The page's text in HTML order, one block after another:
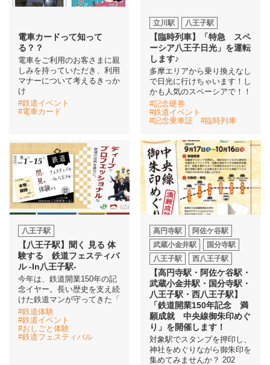
電車カードって知って
る？？
電車をご利用のお客さまに親
しみを持っていただき、利用
マナーについて考えるきっか
け
#鉄道イベント
#電車カード
立川駅 八王子駅
【臨時列車】「特急 スペ
ーシア八王子日光」を運転
します♪
多摩エリアから乗り換えなし
で日光に行けちゃいます！し
かも人気のスペーシアで！！
#記念硬券
#鉄道イベント
#記念乗車証
#臨時列車
八王子駅
【八王子駅】聞く 見る 体
験する 鉄道フェスティバ
ル -In八王子駅-
今年は、鉄道開業150年の記
念イヤー。長い歴史を支え続
けた鉄道マンが守ってきた「
#鉄道体験
#鉄道イベント
#おしごと体験
#鉄道フェスティバル
高円寺駅
阿佐ケ谷駅
武蔵小金井駅
国分寺駅
八王子駅
西八王子駅
【高円寺駅・阿佐ケ谷駅・
武蔵小金井駅・国分寺駅・
八王子駅・西八王子駅】
「鉄道開業150年記念 満
願成就 中央線御朱印めぐ
り」を開催します！
対象駅でスタンプを押印し、
神社をめぐりながら御朱印を
集めてみませんか？ 202